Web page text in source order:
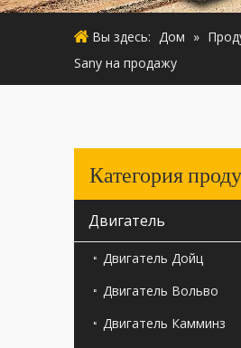
Вы здесь: Дом »
Sany на продажу
Категория
Двигатель
Двигатель Дойц
Двигатель Вольво
Двигатель Камминз